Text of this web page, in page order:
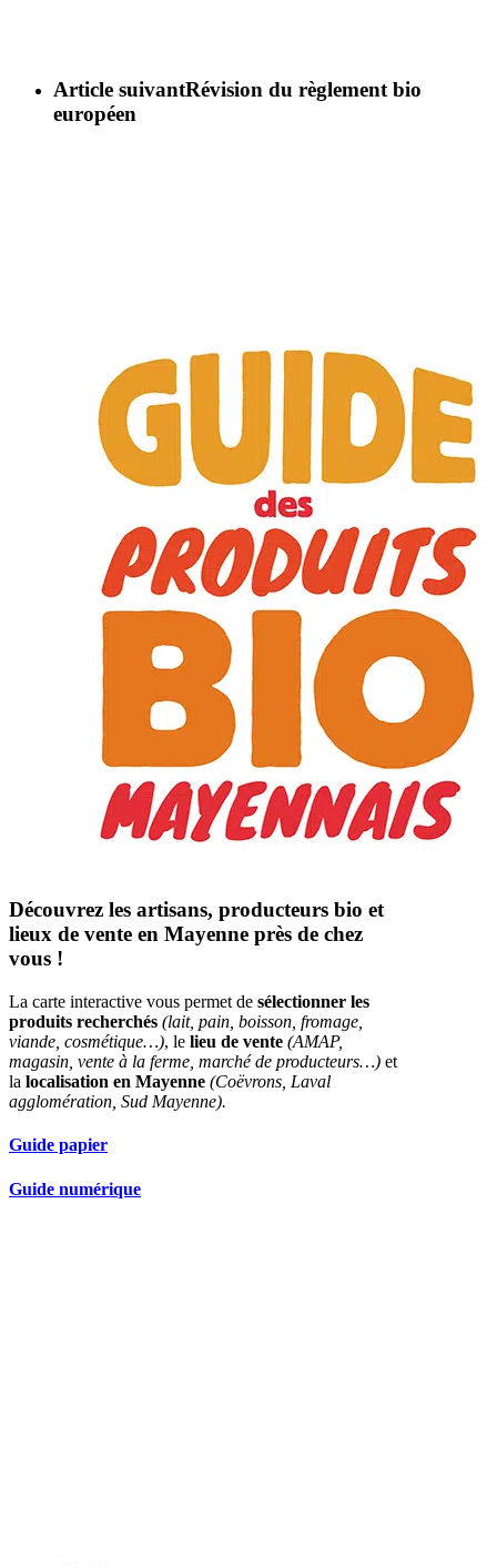
Article suivantRévision du règlement bio
européen
Découvrez les artisans, producteurs bio et
lieux de vente en Mayenne près de chez
vous !
La carte interactive vous permet de sélectionner les
produits recherchés (lait, pain, boisson, fromage,
viande, cosmétique…), le lieu de vente (AMAP,
magasin, vente à la ferme, marché de producteurs…) et
la localisation en Mayenne (Coëvrons, Laval
agglomération, Sud Mayenne).
Guide papier
Guide numérique